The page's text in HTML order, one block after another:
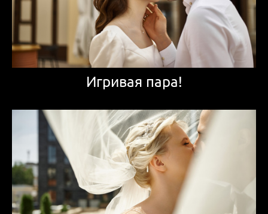
Игривая пара!